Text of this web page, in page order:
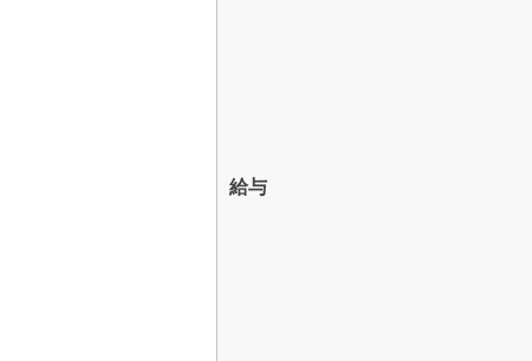
給与